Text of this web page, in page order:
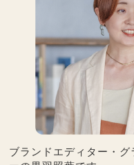
ブランドエディター・